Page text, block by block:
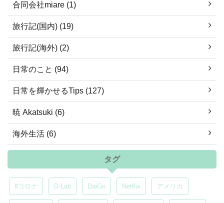
合同会社miare (1)
旅行記(国内) (19)
旅行記(海外) (2)
日常のこと (94)
日常を輝かせるTips (127)
暁 Akatsuki (6)
海外生活 (6)
タグ
#コロナ D-Lab DaiGo Netflix アメリカ